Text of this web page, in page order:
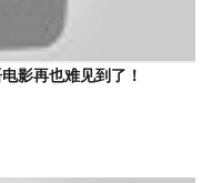
影再也难见到了！